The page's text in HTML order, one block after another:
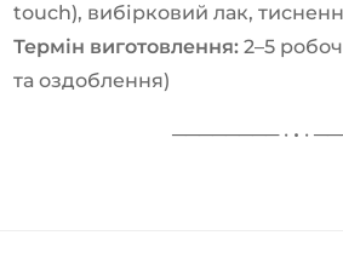
touch), вибірковий лак,
Термін виготовлення: 2–5
та оздоблення)
──────── · • ·